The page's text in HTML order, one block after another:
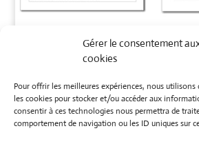
Gérer le consentement
cookies
Pour offrir les meilleures expériences, nous
les cookies pour stocker et/ou accéder aux
consentir à ces technologies nous permettra de
comportement de navigation ou les ID uniques sur
Carte requin-
1,00€ 1,00€